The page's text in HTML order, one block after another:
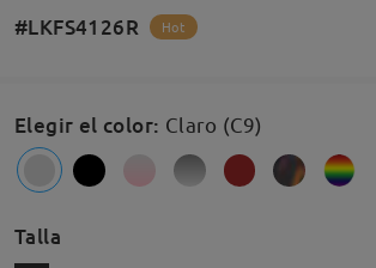
#LKFS4126R Hot
Elegir el color: Claro (C9)
Talla